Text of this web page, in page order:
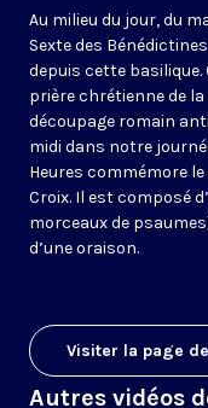
Au milieu du jour, du
Sexte des
depuis cette basilique
prière chrétienne de
découpage romain
midi dans notre
Heures commémore
Croix. Il est composé
morceaux de
d’une oraison.
Visiter la page
Autres vidéos